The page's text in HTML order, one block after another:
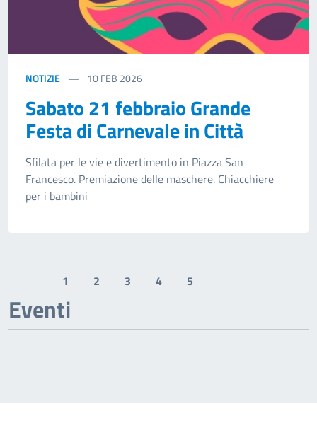
NOTIZIE 10FEB 2026
Sabato 21 febbraio Grande
Festa di Carnevale in Città
Sfilata per le vie e divertimento in Piazza San
Francesco. Premiazione delle maschere. Chiacchiere
per i bambini
Previous page
1 2 3 4 5
Eventi